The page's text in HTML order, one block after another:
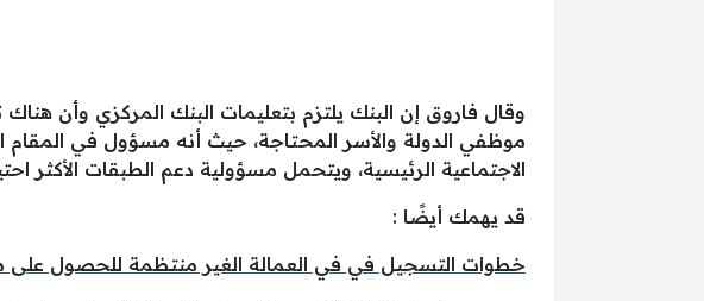
وقال فاروق إن البنك يلتزم بتعليمات البنك المركزي وأن
موظفي الدولة والأسر المحتاجة، حيث أنه مسؤول في المقام
الاجتماعية الرئيسية، ويتحمل مسؤولية دعم الطبقات الأكثر
قد يهمك أيضًا :
خطوات التسجيل في في العمالة الغير منتظمة للحصول على منحة